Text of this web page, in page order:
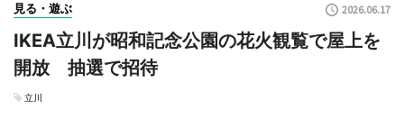
見る・遊ぶ 2026.06.17
IKEA立川が昭和記念公園の花火観覧で屋上を
開放 抽選で招待
立川